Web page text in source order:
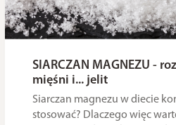
SIARCZAN MAGNEZU -
mięśni i... jelit
Siarczan magnezu w diecie
stosować? Dlaczego więc